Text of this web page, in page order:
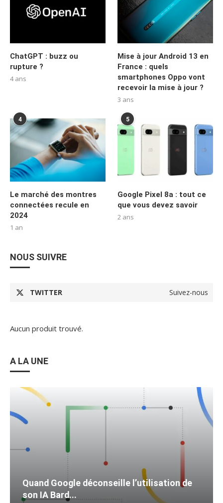
ChatGPT : buzz ou
rupture ?
4 ans
Mise à jour Android 13 en
France : quels
smartphones Oppo vont
recevoir la mise à jour ?
3 ans
4
Le marché des montres
connectées recule en
2024
1 an
5
Google Pixel 8a : tout ce
que vous devez savoir
2 ans
NOUS SUIVRE
TWITTER Suivez-nous
Aucun produit trouvé.
A LA UNE
Quand Google déconseille l’utilisation de
son IA Bard...